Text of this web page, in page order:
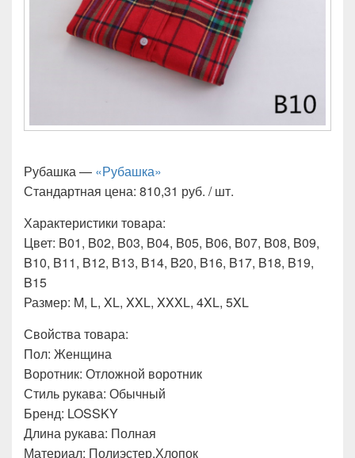
Рубашка — «Рубашка»
Стандартная цена: 810,31 руб. / шт.
Характеристики товара:
Цвет: B01, B02, B03, B04, B05, B06, B07, B08, B09,
B10, B11, B12, B13, B14, B20, B16, B17, B18, B19,
B15
Размер: M, L, XL, XXL, XXXL, 4XL, 5XL
Свойства товара:
Пол: Женщина
Воротник: Отложной воротник
Стиль рукава: Обычный
Бренд: LOSSKY
Длина рукава: Полная
Материал: Полиэстер,Хлопок